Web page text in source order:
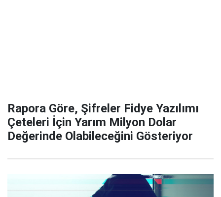
Rapora Göre, Şifreler Fidye Yazılımı
Çeteleri İçin Yarım Milyon Dolar
Değerinde Olabileceğini Gösteriyor